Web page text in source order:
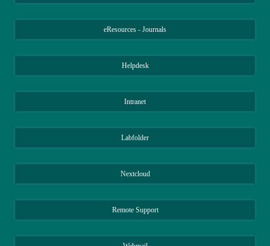
eResources - Journals
Helpdesk
Intranet
Labfolder
Nextcloud
Remote Support